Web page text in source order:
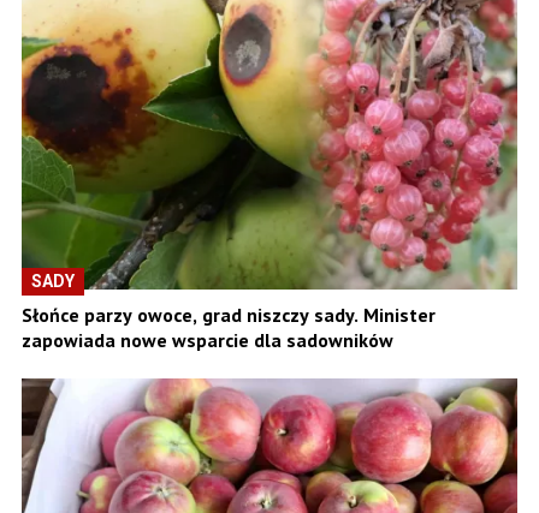
SADY
Słońce parzy owoce, grad niszczy sady. Minister
zapowiada nowe wsparcie dla sadowników